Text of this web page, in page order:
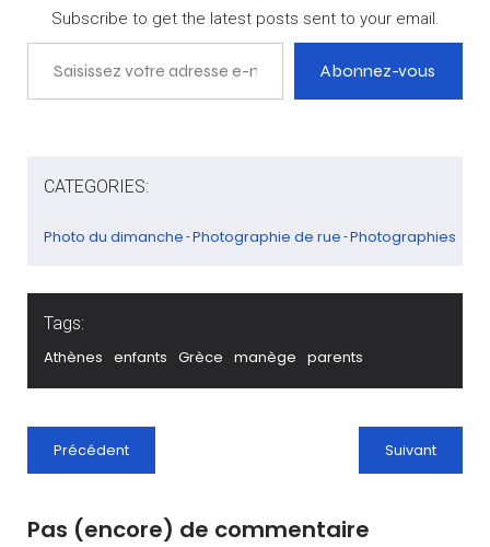
Subscribe to get the latest posts sent to your email.
Saisissez votre adresse e-mail…
Abonnez-vous
CATEGORIES:
Photo du dimanche -Photographie de rue -Photographies
Tags:
Athènes enfants Grèce manège parents
Précédent Suivant
Pas (encore) de commentaire